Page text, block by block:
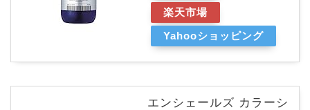
楽天市場
Yahooショッピング
エンシェールズ カラーシ